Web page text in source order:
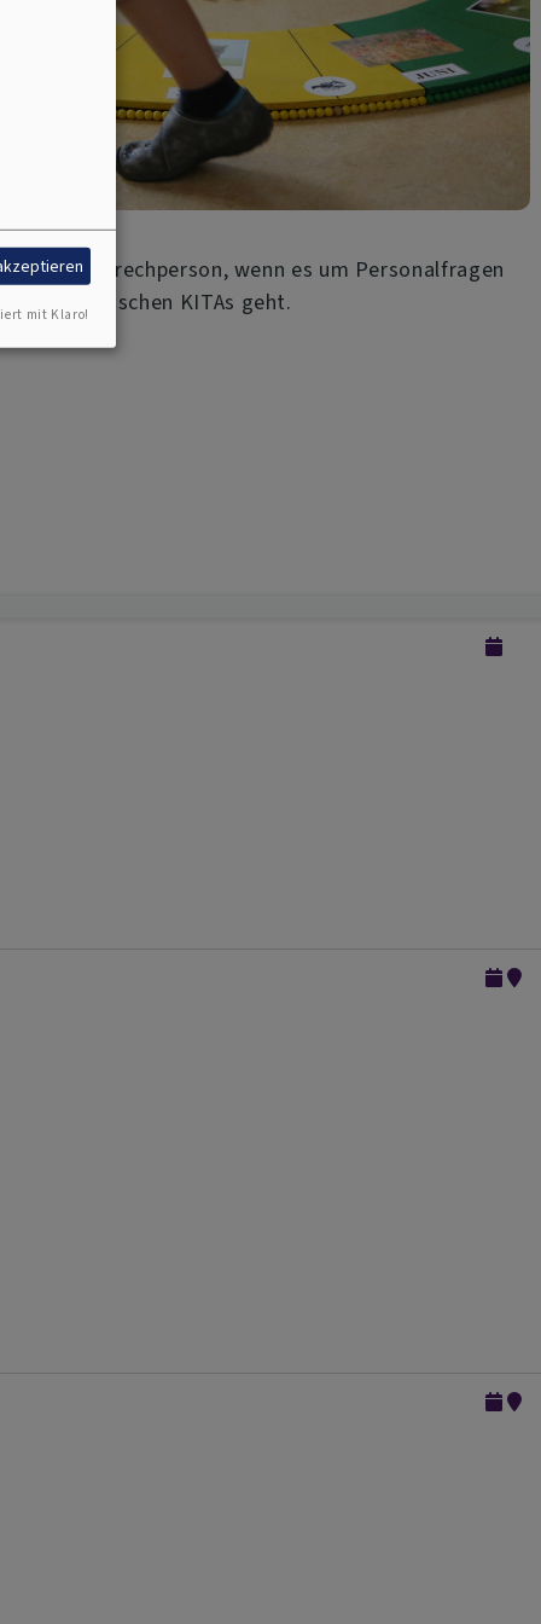
Ansprechperson, wenn es um Personalfragen
evangelischen KITAs geht.
mit Klaro!